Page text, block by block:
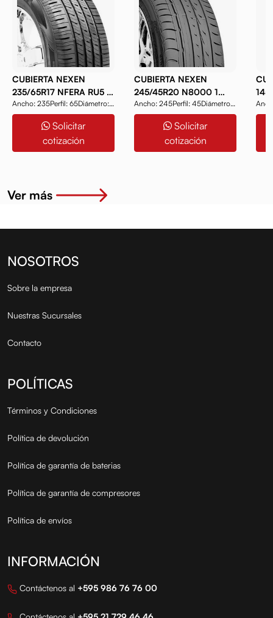
CUBIERTA NEXEN
235/65R17 NFERA RU5 1
108V
Ancho: 235Perfil: 65Diámetro:
17Modelo: NFER...
Solicitar
cotización
CUBIERTA NEXEN
245/45R20 N8000 1
103Y
Ancho: 245Perfil: 45Diámetro:
20Modelo: N800...
Solicitar
cotización
Ancho:
Ver más
NOSOTROS
Sobre la empresa
Nuestras Sucursales
Contacto
POLÍTICAS
Términos y Condiciones
Política de devolución
Política de garantía de baterias
Política de garantía de compresores
Política de envíos
INFORMACIÓN
Contáctenos al +595 986 76 76 00